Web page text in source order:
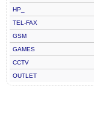
HP_
TEL-FAX
GSM
GAMES
CCTV
OUTLET